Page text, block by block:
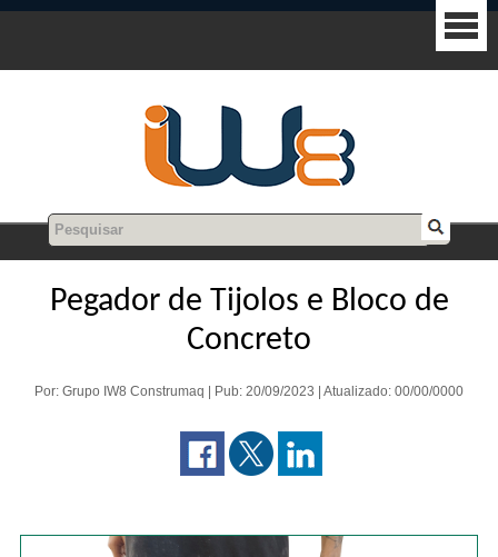
Pegador de Tijolos e Bloco de
Concreto
Por: Grupo IW8 Construmaq | Pub: 20/09/2023 | Atualizado: 00/00/0000